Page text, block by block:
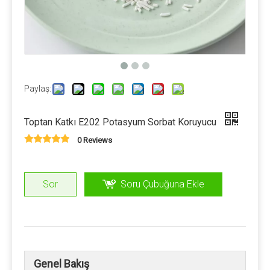
Ödeme koşulu
Bakışta ön / t veya lc.
Önceden karışık ambalaj torbaları, su geçirmez, ışığa
olmayan üçte bir kağıt torbasını kullanır. Genellikle 20-25 kg /
torba. Premix çeşitli aktif mikro bileşenler içerdiğinden,
Mikro bileşenlerin ölçümü için, elektronik teraziler
hammadde ölçeklerde kullanılabilir. Birçok karıştırıcı var.
Paylaş:
Toptan Katkı E202 Potasyum Sorbat Koruyucu
0 Reviews
Sor Soru Çubuğuna Ekle
Genel Bakış